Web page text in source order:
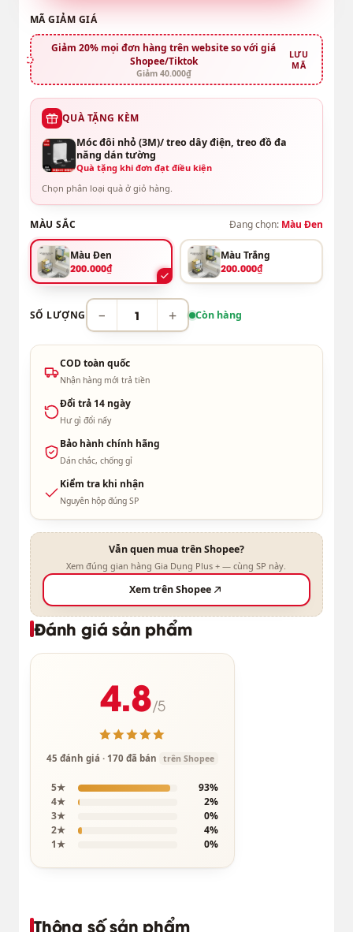
Đánh giá sản phẩm
4.8/5
45 đánh giá · 170 đã bán trên Shopee
5★
93%
4★
2%
3★
0%
2★
4%
1★
0%
Thông số sản phẩm
MÃ GIẢM GIÁ
Giảm 20% mọi đơn hàng trên website so với giá
Shopee/Tiktok
Giảm 40.000₫
LƯU
MÃ
QUÀ TẶNG KÈM
Móc đôi nhỏ (3M)/ treo dây điện, treo đồ đa
năng dán tường
Quà tặng khi đơn đạt điều kiện
Chọn phân loại quà ở giỏ hàng.
MÀU SẮC Đang chọn: Màu Đen
Màu Đen
200.000₫
Màu Trắng
200.000₫
SỐ LƯỢNG − + Còn hàng
COD toàn quốc
Nhận hàng mới trả tiền
Đổi trả 14 ngày
Hư gì đổi nấy
Bảo hành chính hãng
Dán chắc, chống gỉ
Kiểm tra khi nhận
Nguyên hộp đúng SP
Vẫn quen mua trên Shopee?
Xem đúng gian hàng Gia Dụng Plus + — cùng SP này.
Xem trên Shopee